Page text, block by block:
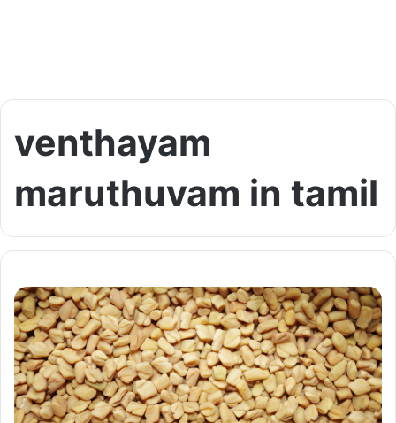
venthayam
maruthuvam in tamil